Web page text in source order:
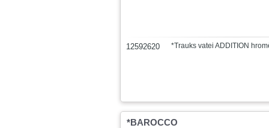
12592620 *Trauks vatei ADDITION
*BAROCCO